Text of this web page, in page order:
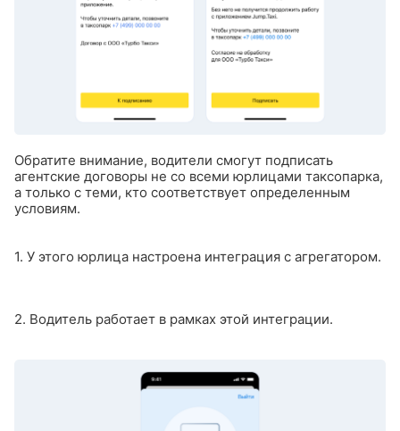
Обратите внимание, водители смогут подписать
агентские договоры не со всеми юрлицами таксопарка,
а только с теми, кто соответствует определенным
условиям.
1. У этого юрлица настроена интеграция с агрегатором.
2. Водитель работает в рамках этой интеграции.